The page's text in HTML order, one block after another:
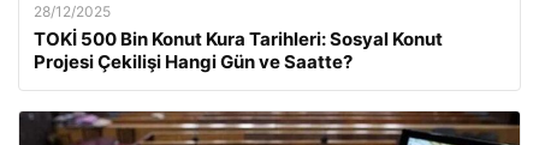
28/12/2025
TOKİ 500 Bin Konut Kura Tarihleri: Sosyal Konut
Projesi Çekilişi Hangi Gün ve Saatte?